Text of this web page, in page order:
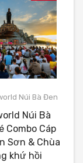
Núi Bà Đen
Núi Bà
Combo Cáp
Sơn & Chùa
khứ hồi